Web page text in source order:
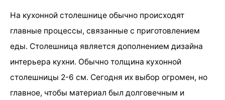
На кухонной столешнице обычно происходят
главные процессы, связанные с приготовлением
еды. Столешница является дополнением дизайна
интерьера кухни. Обычно толщина кухонной
столешницы 2-6 см. Сегодня их выбор огромен, но
главное, чтобы материал был долговечным и